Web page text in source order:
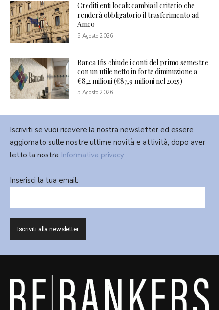
Crediti enti locali: cambia il criterio che
renderà obbligatorio il trasferimento ad
Amco
5 Agosto 2026
Banca Ifis chiude i conti del primo semestre
con un utile netto in forte diminuzione a
€8,2 milioni (€87,9 milioni nel 2025)
5 Agosto 2026
Iscriviti se vuoi ricevere la nostra newsletter ed essere
aggiornato sulle nostre ultime novità e attività, dopo aver
letto la nostra Informativa privacy
Inserisci la tua email: